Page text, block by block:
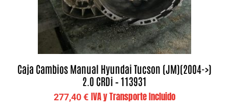
Caja Cambios Manual Hyundai Tucson (JM)(2004->)
2.0 CRDi – 113931
277,40€ IVA y Transporte Incluido